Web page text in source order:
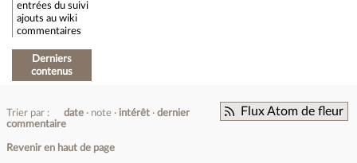
entrées du suivi
ajouts au wiki
commentaires
Derniers
contenus
Flux Atom de fleur
Trier par : date note intérêt
dernier
commentaire
Revenir en haut de page